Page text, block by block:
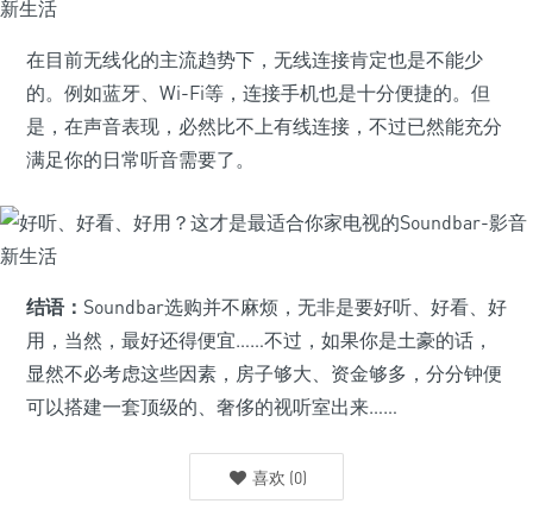
在目前无线化的主流趋势下，无线连接肯定也是不能少
的。例如蓝牙、Wi-Fi等，连接手机也是十分便捷的。但
是，在声音表现，必然比不上有线连接，不过已然能充分
满足你的日常听音需要了。
结语： Soundbar选购并不麻烦，无非是要好听、好看、好
用，当然，最好还得便宜……不过，如果你是土豪的话，
显然不必考虑这些因素，房子够大、资金够多，分分钟便
可以搭建一套顶级的、奢侈的视听室出来……
喜欢 (0)